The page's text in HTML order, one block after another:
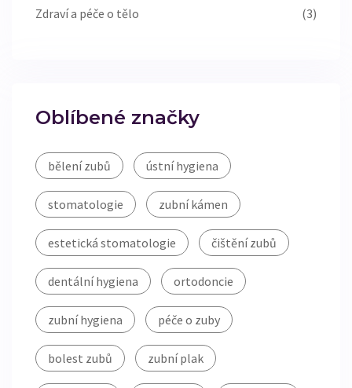
Zdraví a péče o tělo (3)
Oblíbené značky
bělení zubů ústní hygiena
stomatologie zubní kámen
estetická stomatologie čištění zubů
dentální hygiena ortodoncie
zubní hygiena péče o zuby
bolest zubů zubní plak